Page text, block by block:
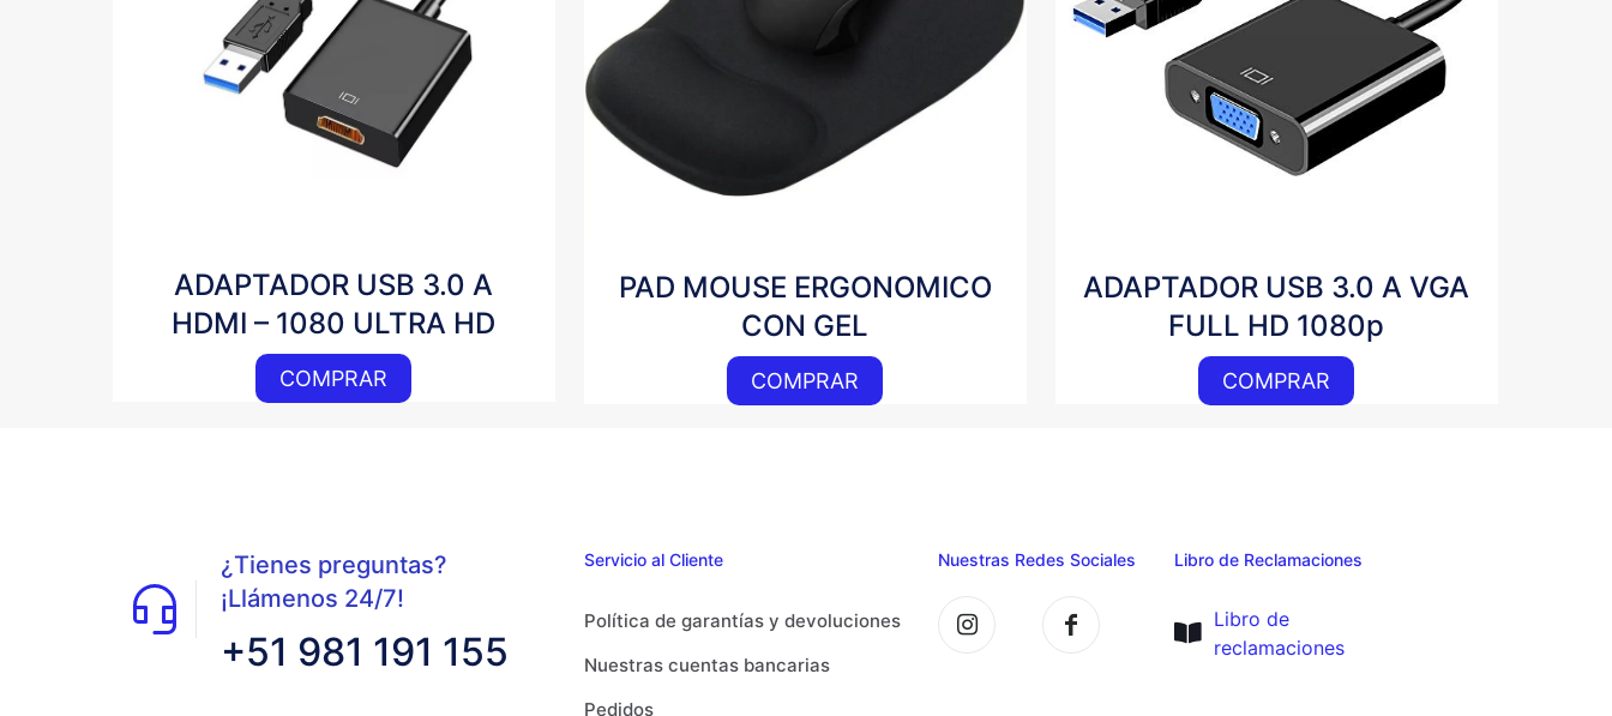
ADAPTADOR USB 3.0 A
HDMI – 1080 ULTRA HD
COMPRAR
PAD MOUSE ERGONOMICO
CON GEL
COMPRAR
ADAPTADOR USB 3.0 A VGA
FULL HD 1080p
COMPRAR
¿Tienes preguntas?
¡Llámenos 24/7!
+51 981 191 155
Servicio al Cliente
Política de garantías y devoluciones
Nuestras cuentas bancarias
Pedidos
Nuestras Redes Sociales Libro de Reclamaciones
Libro de
reclamaciones